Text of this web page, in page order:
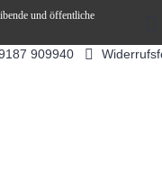
und öffentliche
909940